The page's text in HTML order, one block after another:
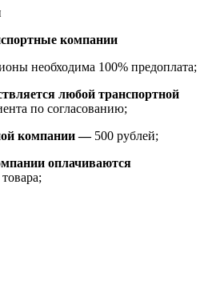
компании
необходима 100% предоплата;
любой транспортной
по согласованию;
компании —500 рублей;
оплачиваются